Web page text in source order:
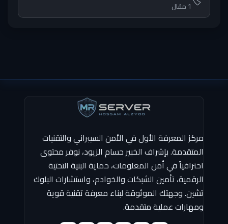
1 مقال
مركز المعرفة الأول في الأمن السيبراني والتقنيات
المتقدمة. بإشراف الخبير حسام الزيود، نوفر محتوى
احترافياً في أمن المعلومات، حماية البنية التحتية
الرقمية، تأمين الشبكات والخوادم، واستشارات البلوك
تشين. وجهتك الموثوقة لبناء معرفة تقنية قوية
ومهارات عملية متقدمة.